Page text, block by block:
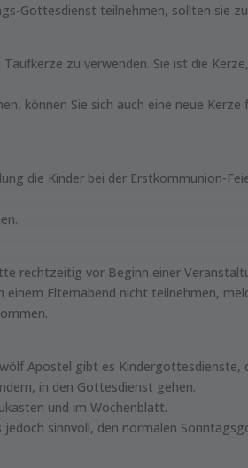
Gottesdienst teilnehmen, sollten sie
zu verwenden. Sie ist die
können Sie sich auch eine neue
die Kinder bei der Erstkommunion-
rechtzeitig vor Beginn einer
einem Elternabend nicht teilnehmen,
Apostel gibt es
in den Gottesdienst gehen.
und im Wochenblatt.
sinnvoll, den normalen